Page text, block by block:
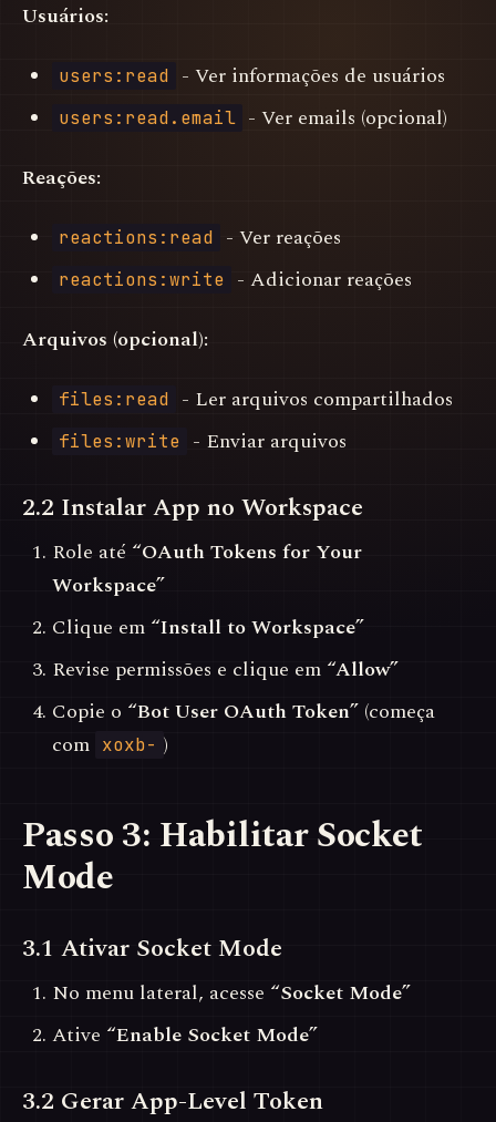
Usuários:
users:read - Ver informações de usuários
users:read.email - Ver emails (opcional)
Reações:
reactions:read - Ver reações
reactions:write
- Adicionar reações
Arquivos (opcional):
files:read - Ler arquivos compartilhados
files:write - Enviar arquivos
2.2 Instalar App no Workspace
Role até “OAuth Tokens for Your
Workspace”
Clique em “Install to Workspace”
Revise permissões e clique em “Allow”
Copie o “Bot User OAuth Token” (começa
com xoxb- )
Passo 3: Habilitar Socket
Mode
3.1 Ativar Socket Mode
No menu lateral, acesse “Socket Mode”
Ative “Enable Socket Mode”
3.2 Gerar App-Level Token